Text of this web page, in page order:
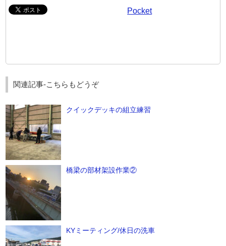
Pocket
関連記事-こちらもどうぞ
クイックデッキの組立練習
橋梁の部材架設作業②
KYミーティング/休日の洗車